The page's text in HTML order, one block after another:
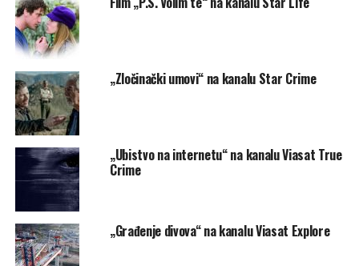
U ponedeljak od 15:10 na kanalu Viasat Epic Drama.
Foto Promo
SLIČNE TEME
AKTUELNO
„Piramida u Gizi: u potrazi za zvezdama“ na kanalu
Viasat History